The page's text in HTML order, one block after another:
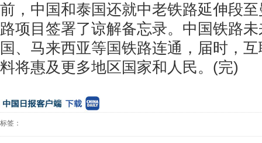
前，中国和泰国还就中老铁路延伸段
路项目签署了谅解备忘录。中国铁路
国、马来西亚等国铁路连通，届时，
料将惠及更多地区国家和人民。 (完)
标签：